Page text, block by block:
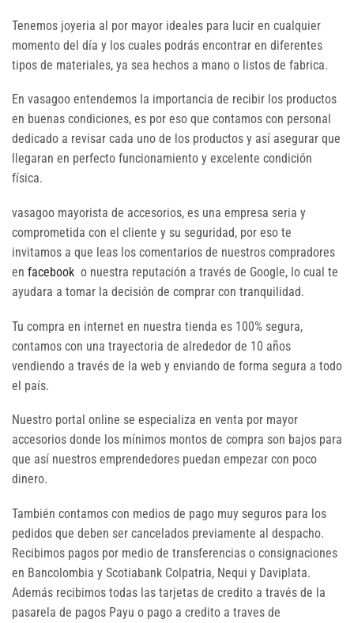
Tenemos joyeria al por mayor ideales para lucir en cualquier
momento del día y los cuales podrás encontrar en diferentes
tipos de materiales, ya sea hechos a mano o listos de fabrica.
En vasagoo entendemos la importancia de recibir los productos
en buenas condiciones, es por eso que contamos con personal
dedicado a revisar cada uno de los productos y así asegurar que
llegaran en perfecto funcionamiento y excelente condición
física.
vasagoo mayorista de accesorios, es una empresa seria y
comprometida con el cliente y su seguridad, por eso te
invitamos a que leas los comentarios de nuestros compradores
en facebook o nuestra reputación a través de Google, lo cual te
ayudara a tomar la decisión de comprar con tranquilidad.
Tu compra en internet en nuestra tienda es 100% segura,
contamos con una trayectoria de alrededor de 10 años
vendiendo a través de la web y enviando de forma segura a todo
el país.
Nuestro portal online se especializa en venta por mayor
accesorios donde los mínimos montos de compra son bajos para
que así nuestros emprendedores puedan empezar con poco
dinero.
También contamos con medios de pago muy seguros para los
pedidos que deben ser cancelados previamente al despacho.
Recibimos pagos por medio de transferencias o consignaciones
en Bancolombia y Scotiabank Colpatria, Nequi y Daviplata.
Además recibimos todas las tarjetas de credito a través de la
pasarela de pagos Payu o pago a credito a traves de